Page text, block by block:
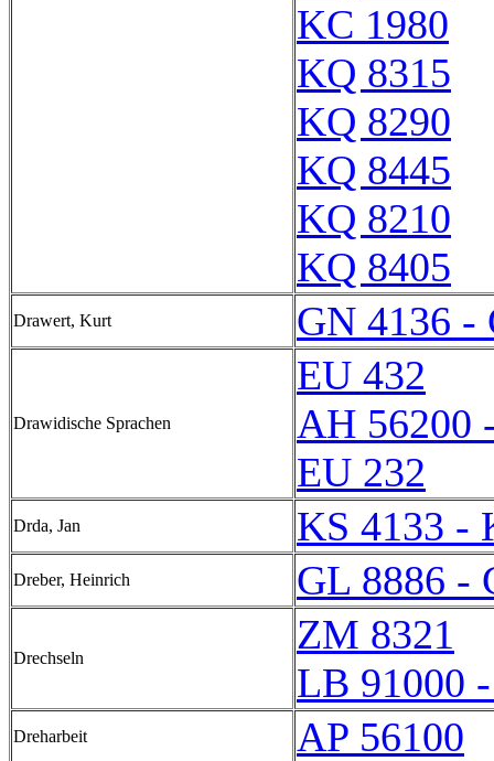
KC 1980
KQ 8315
KQ 8290
KQ 8445
KQ 8210
KQ 8405
Drawert, Kurt GN 4136 -
Drawidische Sprachen
EU 432
AH 56200
EU 232
Drda, Jan KS 4133 -
Dreber, Heinrich GL 8886 -
Drechseln
ZM 8321
LB 91000
Dreharbeit AP 56100